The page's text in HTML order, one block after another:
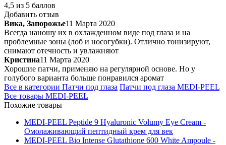
4,5 из 5 баллов
Добавить отзыв
Вика, Запорожье11 Марта 2020
Всегда наношу их в охлажденном виде под глаза и на
проблемные зоны (лоб и носогубки). Отлично тонизируют,
снимают отечность и увлажняют
Кристина11 Марта 2020
Хорошие патчи, применяю на регулярной основе. Но у
голубого варианта больше понравился аромат
Все в категории Патчи под глаза Патчи под глаза MEDI-PEEL
Все товары MEDI-PEEL
Похожие товары
MEDI-PEEL Peptide 9 Hyaluronic Volumy Eye Cream -
Омолаживающий пептидный крем для век
MEDI-PEEL Bio Intense Glutathione 600 White Ampoule -